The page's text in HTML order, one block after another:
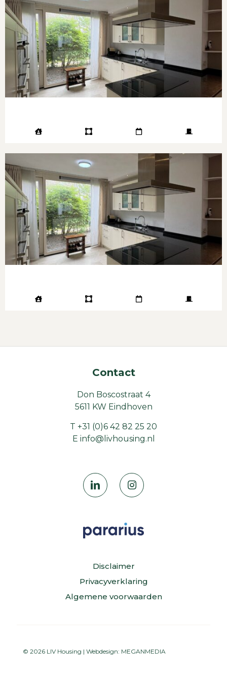
Aanvaarding in overleg
Bent u op zoek naar een ruim, licht en modern
appartement op een van de beste locaties van
Eindhoven? Neem dan gerust contact met ons op
voor een bezichtiging.
Contact
Don Boscostraat 4
5611 KW Eindhoven
T +31 (0)6 42 82 25 20
E info@livhousing.nl
Disclaimer
Privacyverklaring
Algemene voorwaarden
© 2026 LIV Housing | Webdesign: MEGANMEDIA